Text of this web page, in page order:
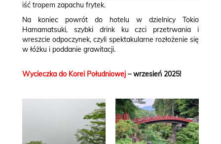
iść tropem zapachu frytek.
Na koniec powrót do hotelu w dzielnicy Tokio
Hamamatsuki, szybki drink ku czci przetrwania i
wreszcie odpoczynek, czyli spektakularne rozłożenie się
w łóżku i poddanie grawitacji.
Wycieczka do Korei Południowej – wrzesień 2025!